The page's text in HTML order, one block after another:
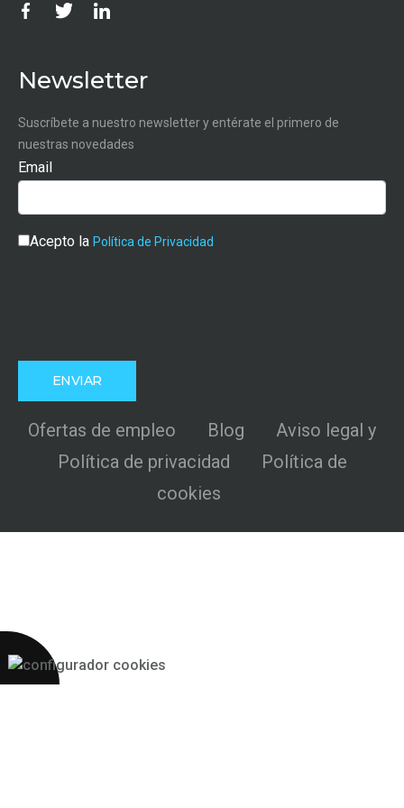
Newsletter
Suscríbete a nuestro newsletter y entérate el primero de
nuestras novedades
Email
Acepto la Política de Privacidad
Ofertas de empleo Blog
Aviso legal y
Política de privacidad
Política de
cookies